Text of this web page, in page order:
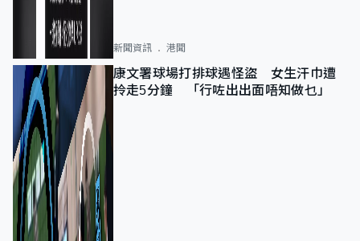
新聞資訊 港聞
康文署球場打排球遇怪盜 女生汗巾遭
拎走5分鐘 「行咗出出面唔知做乜」